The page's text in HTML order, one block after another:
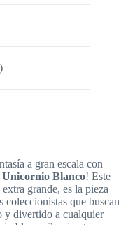
a gran escala con
Blanco! Este
grande, es la pieza
coleccionistas que buscan
y divertido a cualquier